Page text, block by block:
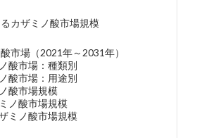
カザミノ酸市場規模
市場（2021年～2031年）
酸市場：種類別
酸市場：用途別
酸市場規模
ノ酸市場規模
ミノ酸市場規模